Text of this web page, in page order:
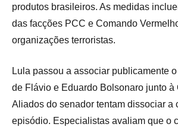
produtos brasileiros. As medidas
das facções PCC e Comando
organizações terroristas.
Lula passou a associar publicamente
de Flávio e Eduardo Bolsonaro junto à
Aliados do senador tentam dissociar a
episódio. Especialistas avaliam que o